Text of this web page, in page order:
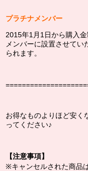
プラチナメンバー
2015年1月1日から購入
メンバーに設置させて
られます。
お得なものよりほど安く
ってください♪
【注意事項】
※キャンセルされた商品